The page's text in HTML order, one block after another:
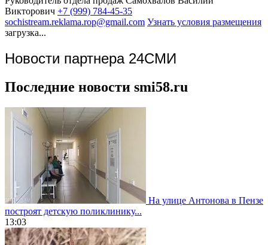
Викторович +7 (999) 784-45-35
sochistream.reklama.rop@gmail.com Узнать условия размещения
загрузка...
Новости партнера 24СМИ
Последние новости smi58.ru
На улице Антонова в Пензе
построят детскую поликлинику...
13:03